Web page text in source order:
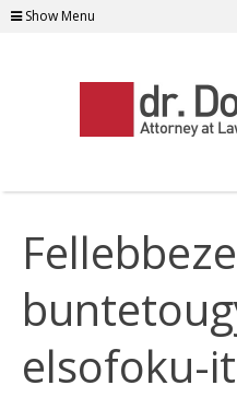
Show Menu
elsofoku-